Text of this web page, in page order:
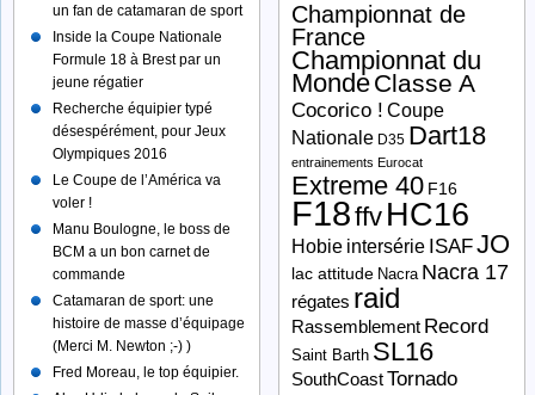
un fan de catamaran de sport
Inside la Coupe Nationale
Formule 18 à Brest par un
jeune régatier
Recherche équipier typé
désespérément, pour Jeux
Olympiques 2016
Le Coupe de l’América va
voler !
Manu Boulogne, le boss de
BCM a un bon carnet de
commande
Catamaran de sport: une
histoire de masse d’équipage
(Merci M. Newton ;-) )
Fred Moreau, le top équipier.
Championnat de
France
Championnat du
MondeClasse A
Cocorico ! Coupe
Nationale D35 Dart18
entrainements Eurocat
Extreme 40 F16
F18ffv HC16
Hobie intersérie ISAFJO
lac attitude Nacra Nacra 17
régates raid
Rassemblement Record
Saint Barth SL16
SouthCoastTornado